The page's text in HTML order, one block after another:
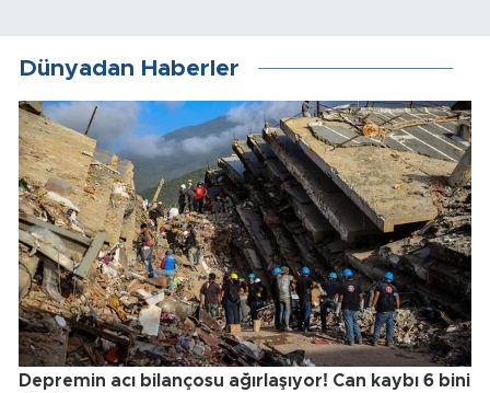
Dünyadan Haberler
Depremin acı bilançosu ağırlaşıyor! Can kaybı 6 bini